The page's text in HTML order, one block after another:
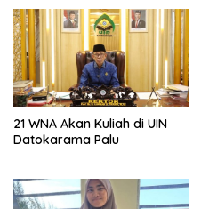
21 WNA Akan Kuliah di UIN
Datokarama Palu